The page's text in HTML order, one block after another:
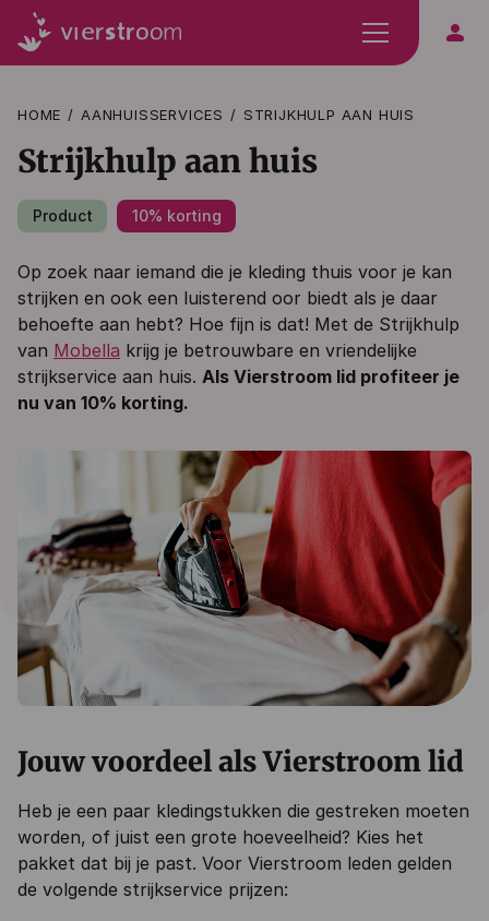
person
HOME AANHUISSERVICES STRIJKHULP AAN HUIS
Strijkhulp aan huis
Product 10% korting
Op zoek naar iemand die je kleding thuis voor je kan
strijken en ook een luisterend oor biedt als je daar
behoefte aan hebt? Hoe fijn is dat! Met de Strijkhulp
van Mobella krijg je betrouwbare en vriendelijke
strijkservice aan huis. Als Vierstroom lid profiteer je
nu van 10% korting.
Jouw voordeel als Vierstroom lid
Heb je een paar kledingstukken die gestreken moeten
worden, of juist een grote hoeveelheid? Kies het
pakket dat bij je past. Voor Vierstroom leden gelden
de volgende strijkservice prijzen: